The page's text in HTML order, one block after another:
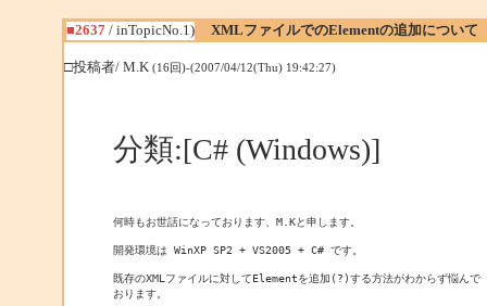
■2637/ inTopicNo.1) XMLファイルでのElementの追加について
□投稿者/ M.K (16回)-(2007/04/12(Thu) 19:42:27)
分類:[C# (Windows)]
何時もお世話になっております、M.Kと申します。
開発環境は WinXP SP2 + VS2005 + C# です。
既存のXMLファイルに対してElementを追加(?)する方法がわからず悩んで
おります。